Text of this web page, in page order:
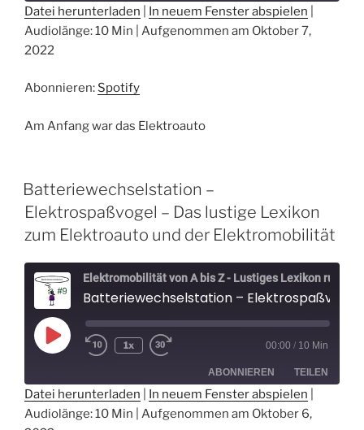
Spotify
TEILEN
Datei herunterladen In neuem Fenster abspielen
Audiolänge: 10 Min
Aufgenommen am Oktober 7,
2022
Abonnieren: Spotify
Am Anfang war das Elektroauto
Batteriewechselstation –
Elektrospaßvogel – Das lustige Lexikon
zum Elektroauto und der Elektromobilität
Play
Episode
1x 00:00 / 10 Min
ABONNIEREN TEILEN
Spotify
TEILEN
Datei herunterladen In neuem Fenster abspielen
Audiolänge: 10 Min
Aufgenommen am Oktober 6,